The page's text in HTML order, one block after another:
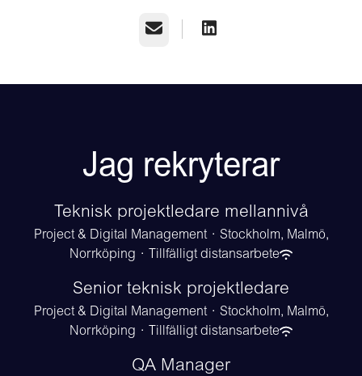
E-post
Jag rekryterar
Teknisk projektledare mellannivå
Project & Digital Management · Stockholm, Malmö,
Norrköping · Tillfälligt distansarbete
Senior teknisk projektledare
Project & Digital Management · Stockholm, Malmö,
Norrköping · Tillfälligt distansarbete
QA Manager